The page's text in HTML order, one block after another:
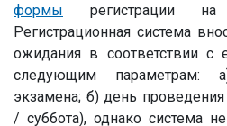
формы регистрации
Регистрационная система
ожидания в соответствии с
следующим параметрам:
экзамена; б) день
/ суббота), однако система